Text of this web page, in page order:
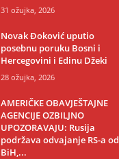
31 ožujka, 2026
Novak Đoković uputio
posebnu poruku Bosni i
Hercegovini i Edinu Džeki
28 ožujka, 2026
AMERIČKE OBAVJEŠTAJNE
AGENCIJE OZBILJNO
UPOZORAVAJU: Rusija
podržava odvajanje RS-a od
BiH,...